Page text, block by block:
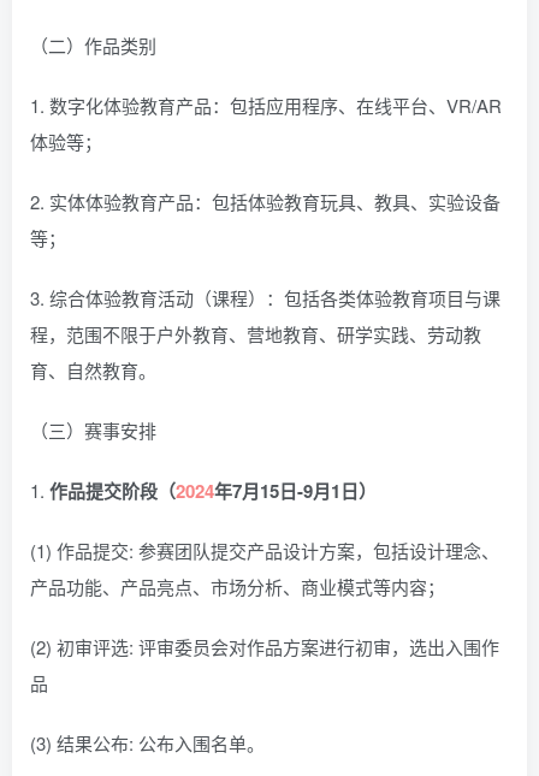
（二）作品类别
1. 数字化体验教育产品：包括应用程序、在线平台、VR/AR
体验等；
2. 实体体验教育产品：包括体验教育玩具、教具、实验设备
等；
3. 综合体验教育活动（课程）：包括各类体验教育项目与课
程，范围不限于户外教育、营地教育、研学实践、劳动教
育、自然教育。
（三）赛事安排
1. 作品提交阶段（2024年7月15日-9月1日）
(1) 作品提交: 参赛团队提交产品设计方案，包括设计理念、
产品功能、产品亮点、市场分析、商业模式等内容；
(2) 初审评选: 评审委员会对作品方案进行初审，选出入围作
品
(3) 结果公布: 公布入围名单。